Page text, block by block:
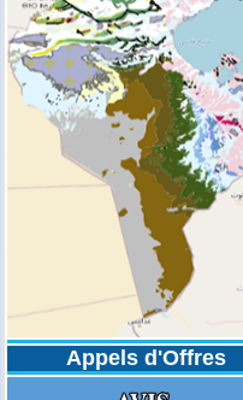
Appels d'Offres